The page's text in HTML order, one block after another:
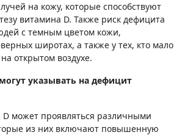
на кожу, которые способствуют
витамина D. Также риск дефицита
с темным цветом кожи,
широтах, а также у тех, кто мало
открытом воздухе.
указывать на дефицит
может проявляться различными
из них включают повышенную